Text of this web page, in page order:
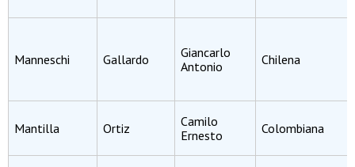
Manneschi Gallardo
Giancarlo
Antonio
Chilena
Mantilla Ortiz
Camilo
Ernesto
Colombiana